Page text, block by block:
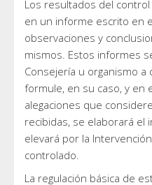
Los resultados del
en un informe escrito en
observaciones y
mismos. Estos informes
Consejería u organismo
formule, en su caso, y en
alegaciones que
recibidas, se elaborará el
elevará por la
controlado.
La regulación básica de